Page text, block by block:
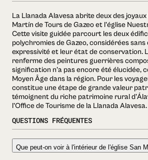
La Llanada Alavesa abrite deux des
Martín de Tours de Gazeo et l'église
Cette visite guidée parcourt les deux
polychromies de Gazeo, considérées
expressivité et leur état de conservation.
renferme des peintures guerrières
signification n'a pas encore été élucidée,
Moyen Âge dans la région. Pour les
constitue une étape de grande valeur
témoignent du riche patrimoine rural
l'Office de Tourisme de la Llanada Alavesa.
QUESTIONS FRÉQUENTES
Que peut-on voir à l'intérieur de l'église San